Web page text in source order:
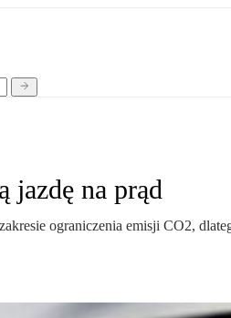
jazdę na prąd
ograniczenia emisji CO2,